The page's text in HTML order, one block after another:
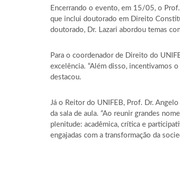
Encerrando o evento, em 15/05, o
que inclui doutorado em Direito
doutorado, Dr. Lazari abordou temas
Para o coordenador de Direito do
excelência. “Além disso, incentivamos
destacou.
Já o Reitor do UNIFEB, Prof. Dr.
da sala de aula. “Ao reunir grandes
plenitude: acadêmica, crítica e
engajadas com a transformação da